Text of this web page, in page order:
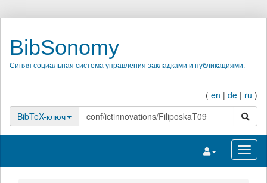
BibSonomy
Синяя социальная система управления закладками и публикациями.
( en | de | ru )
BibTeX-ключ
поиск
Переключить